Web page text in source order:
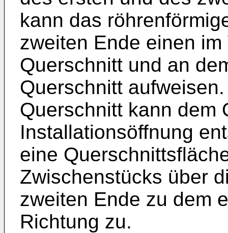
kann das
zweiten Ende einen
Querschnitt und an
Querschnitt
Querschnitt kann dem
Installationsöffnung
eine
Zwischenstücks über
zweiten Ende zu dem
Richtung zu.